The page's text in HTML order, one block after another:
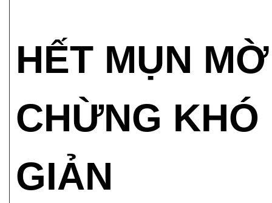
HẾT MỤN
CHỪNG
GIẢN